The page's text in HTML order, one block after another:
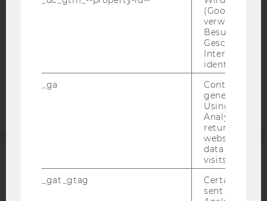
DATENSCHUTZERKLÄRUNG
STUDIENBEWERBER*INNEN UND STUDIERENDE
Barrierefreiheitserklärung
ACCREDITED BY:
(Google Tag
verwendet,
Besucher
Geschlecht
Interessen zu
identifizieren.
_ga
Contains a
generated
Using this
Analytics can
returning
website and
data from
visits.
_gat_gtag
Certain data
sent to